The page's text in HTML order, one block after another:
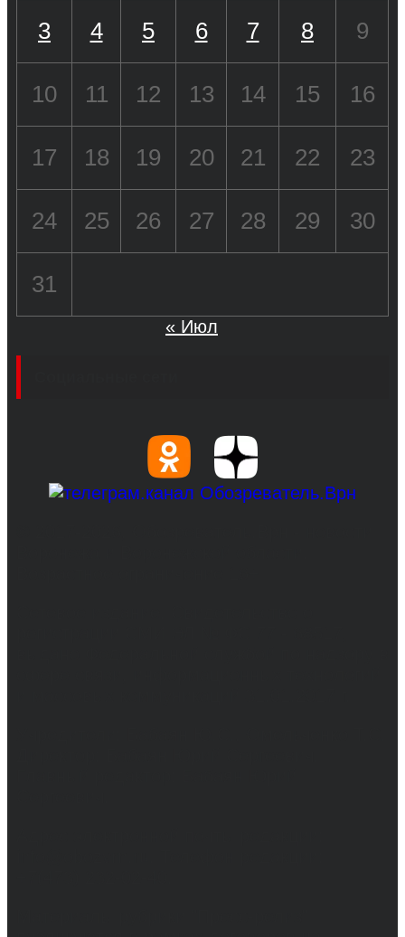
3 4 5 6 7 8 9
10 11 12 13 14 15 16
17 18 19 20 21 22 23
24 25 26 27 28 29 30
31
« Июл